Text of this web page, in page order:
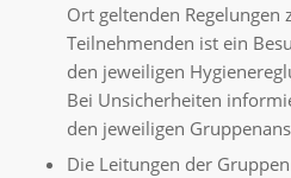
Ort geltenden Regelungen
Teilnehmenden ist ein
den jeweiligen
Bei Unsicherheiten
den jeweiligen
Die Leitungen der